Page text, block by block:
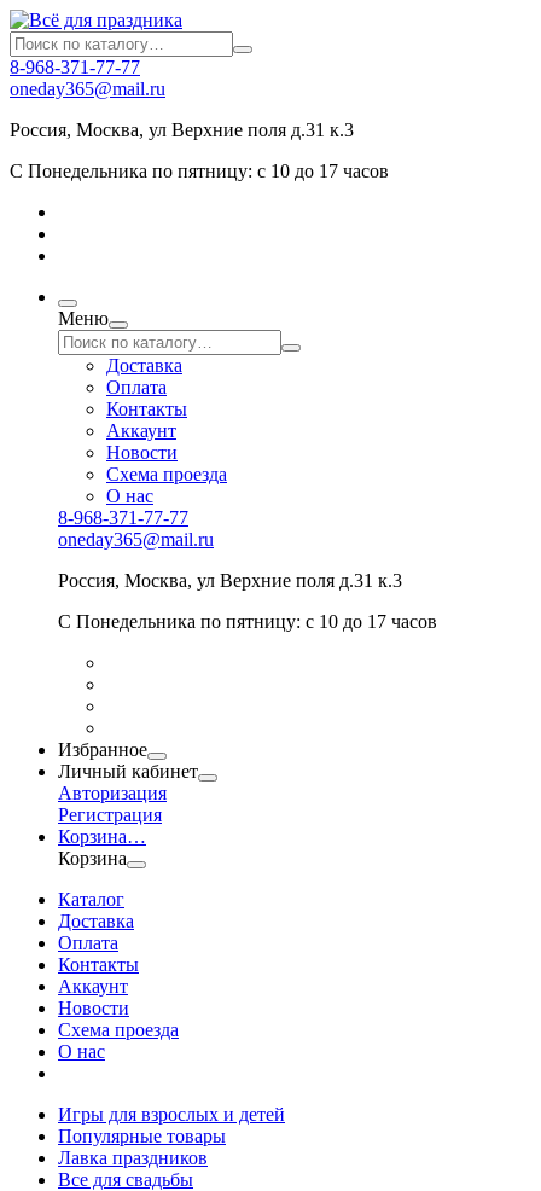
8-968-371-77-77
oneday365@mail.ru
Россия, Москва, ул Верхние поля д.31 к.3
С Понедельника по пятницу: с 10 до 17 часов
Меню
Доставка
Оплата
Контакты
Аккаунт
Новости
Схема проезда
О нас
8-968-371-77-77
oneday365@mail.ru
Россия, Москва, ул Верхние поля д.31 к.3
С Понедельника по пятницу: с 10 до 17 часов
Избранное
Личный кабинет
Авторизация
Регистрация
Корзина…
Корзина
Каталог
Доставка
Оплата
Контакты
Аккаунт
Новости
Схема проезда
О нас
Игры для взрослых и детей
Популярные товары
Лавка праздников
Все для свадьбы